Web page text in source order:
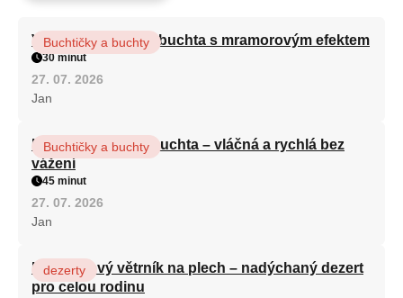
Vláčná olejová litá buchta s mramorovým efektem
Buchtičky a buchty
30 minut
27. 07. 2026
Jan
Hrnková maková buchta – vláčná a rychlá bez
vážení
Buchtičky a buchty
45 minut
27. 07. 2026
Jan
Karamelový větrník na plech – nadýchaný dezert
pro celou rodinu
dezerty